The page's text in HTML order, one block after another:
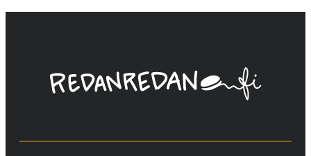
Linda
Saukko-
Oy